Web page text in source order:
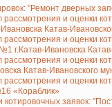
"Ремонт дверных
и оценки
Катав-
рассмотрения и оценки
г.Катав-Ивановска
рассмотрения и оценки
Катав-Ивановского
и оценки
«Кораблик»
заявок: